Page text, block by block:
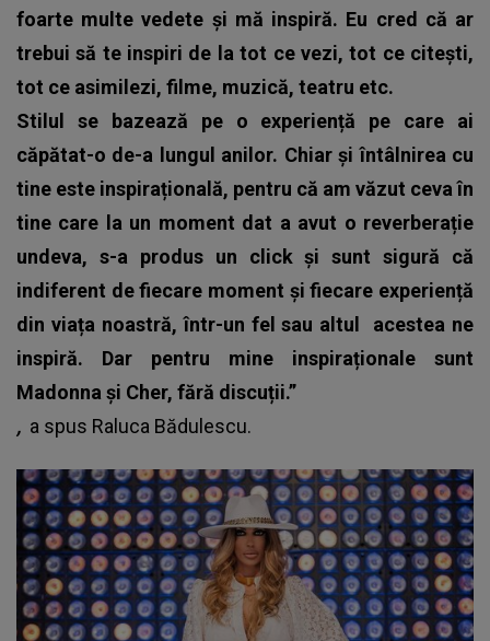
foarte multe vedete și mă inspiră. Eu cred că ar
trebui să te inspiri de la tot ce vezi, tot ce citești,
tot ce asimilezi, filme, muzică, teatru etc.
Stilul se bazează pe o experiență pe care ai
căpătat-o de-a lungul anilor. Chiar și întâlnirea cu
tine este inspirațională, pentru că am văzut ceva în
tine care la un moment dat a avut o reverberație
undeva, s-a produs un click și sunt sigură că
indiferent de fiecare moment și fiecare experiență
din viața noastră, într-un fel sau altul acestea ne
inspiră. Dar pentru mine inspiraționale sunt
Madonna și Cher, fără discuții.”
, a spus Raluca Bădulescu.